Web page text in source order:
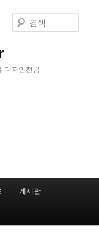
디자인전공
색
게시판